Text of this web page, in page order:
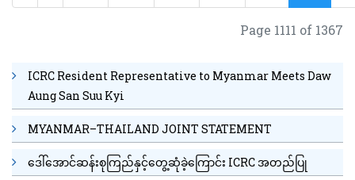
Page 1111 of 1367
ICRC Resident Representative to Myanmar Meets Daw
Aung San Suu Kyi
MYANMAR–THAILAND JOINT STATEMENT
ဒေါ်အောင်ဆန်းစုကြည်နှင့်တွေ့ဆုံခဲ့ကြောင်း ICRC အတည်ပြု